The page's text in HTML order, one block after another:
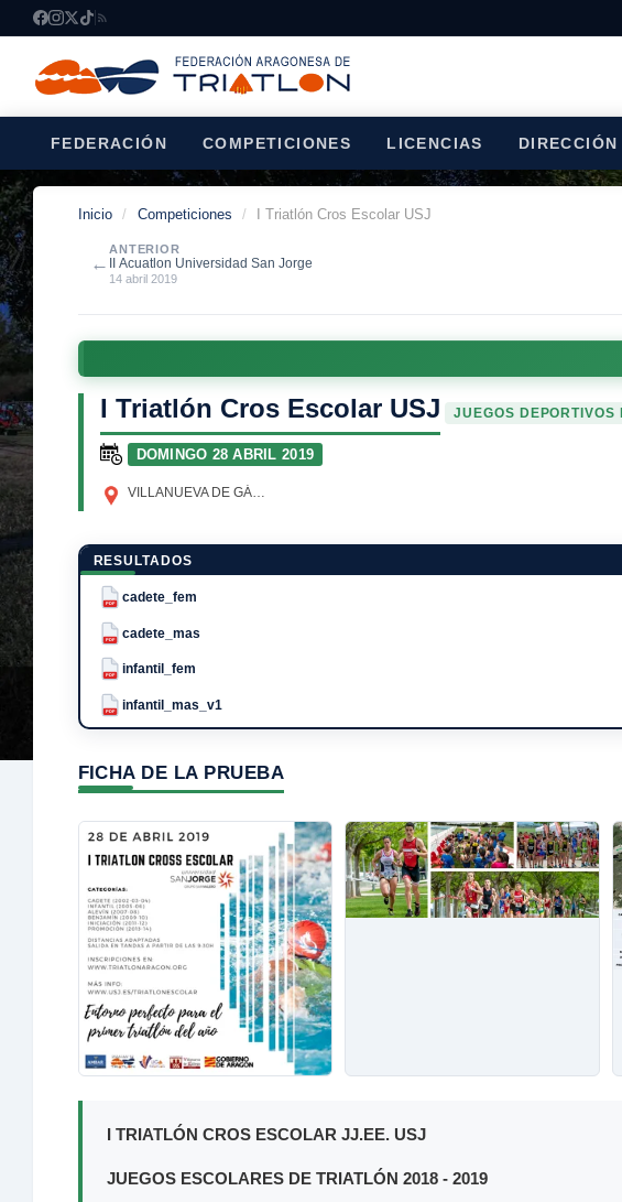
FEDERACIÓN COMPETICIONES LICENCIAS
Inicio / Competiciones / I Triatlón Cros Escolar USJ
←
ANTERIOR
II Acuatlon Universidad San Jorge
14 abril 2019
I Triatlón Cros Escolar USJ JUEGOS
DOMINGO 28 ABRIL 2019
VILLANUEVA DE GÁLLEGO
RESULTADOS
PDF cadete_fem
PDF cadete_mas
PDF infantil_fem
PDF infantil_mas_v1
FICHA DE LA PRUEBA
I TRIATLÓN CROS ESCOLAR JJ.EE. USJ
JUEGOS ESCOLARES DE TRIATLÓN 2018 - 2019